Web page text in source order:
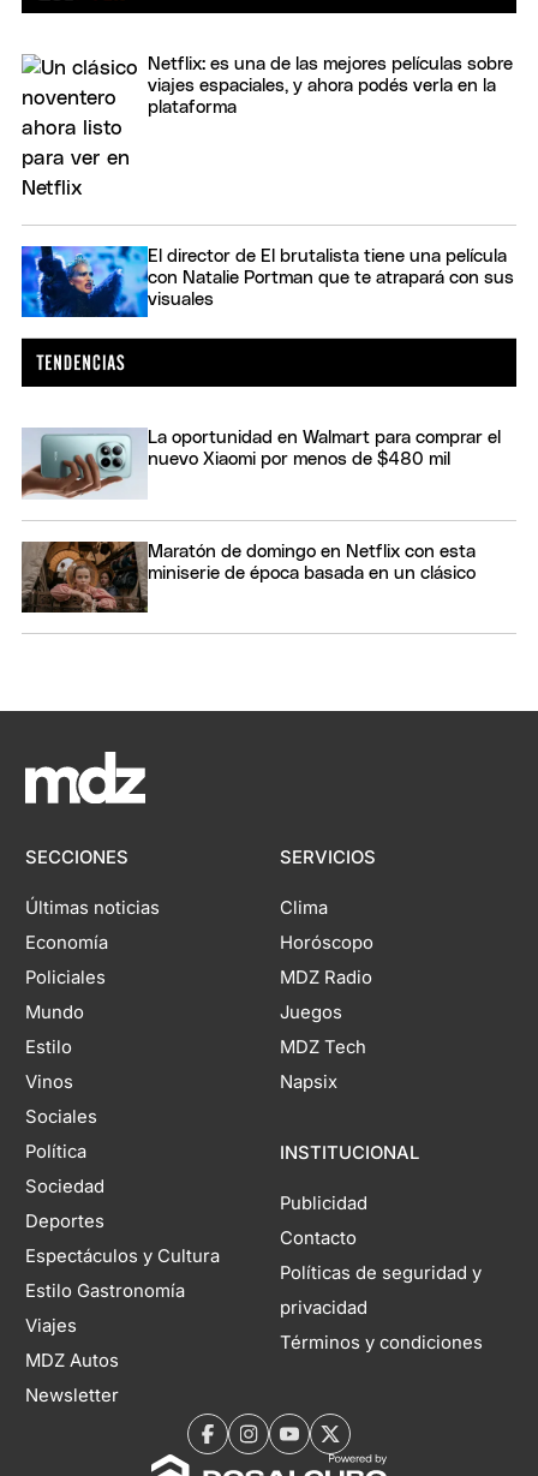
Netflix: es una de las mejores películas sobre
viajes espaciales, y ahora podés verla en la
plataforma
El director de El brutalista tiene una película
con Natalie Portman que te atrapará con sus
visuales
La oportunidad en Walmart para comprar el
nuevo Xiaomi por menos de $480 mil
Maratón de domingo en Netflix con esta
miniserie de época basada en un clásico
SECCIONES
Últimas noticias
Economía
Policiales
Mundo
Estilo
Vinos
Sociales
Política
Sociedad
Deportes
Espectáculos y Cultura
Estilo Gastronomía
Viajes
MDZ Autos
Newsletter
SERVICIOS
Clima
Horóscopo
MDZ Radio
Juegos
MDZ Tech
Napsix
INSTITUCIONAL
Publicidad
Contacto
Políticas de seguridad y
privacidad
Términos y condiciones